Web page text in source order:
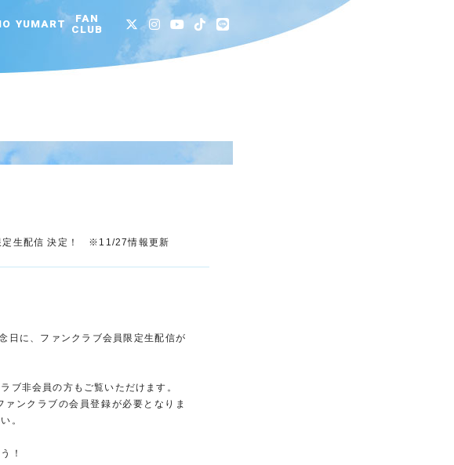
YUMART
FAN
CLUB
定生配信 決定！ ※11/27情報更新
に、ファンクラブ会員限定生配信が
ブ非会員の方もご覧いただけます。
ンクラブの会員登録が必要となりま
。
！